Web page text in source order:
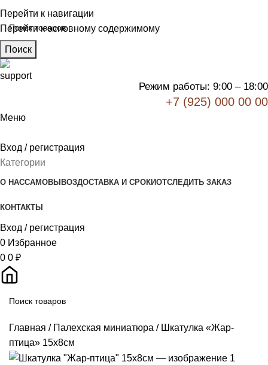
Перейти к навигации
Перейти к основному содержимому
Поиск
Режим работы: 9:00 – 18:00
+7 (925) 000 00 00
Меню
Вход / регистрация
Категории
О НАССАМОВЫВОЗДОСТАВКА И СРОКИОТСЛЕДИТЬ ЗАКАЗ
КОНТАКТЫ
Вход / регистрация
0 Избранное
0 0 ₽
Поиск
Главная Палехская миниатюра
Шкатулка «Жар-
птица» 15х8см